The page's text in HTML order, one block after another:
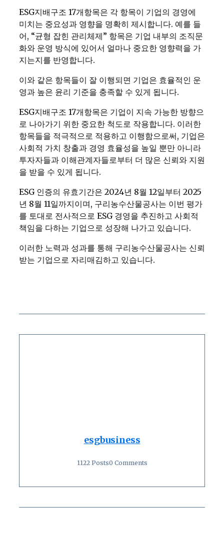
ESG지배구조 17개항목은 각 항목이 기업의 경영에
미치는 중요성과 영향을 명확히 제시합니다. 예를 들
어, “균형 잡힌 관리체제” 항목은 기업 내부의 조직문
화와 운영 방식에 있어서 얼마나 중요한 영향력을 가
지는지를 반영합니다.
이와 같은 항목들이 잘 이행되면 기업은 효율적인 운
영과 높은 윤리 기준을 충족할 수 있게 됩니다.
ESG지배구조 17개항목은 기업이 지속 가능한 방향으
로 나아가기 위한 중요한 척도로 작용합니다. 이러한
항목들을 적극적으로 적용하고 이행함으로써, 기업은
사회적 가치 창출과 경영 효율성을 높일 뿐만 아니라
투자자들과 이해관계자들로부터 더 많은 신뢰와 지원
을 받을 수 있게 됩니다.
ESG 인증의 유효기간은 2024년 8월 12일부터 2025
년 8월 11일까지이며, 구리농수산물공사는 이번 평가
를 토대로 전사적으로 ESG 경영을 추진하고 사회적
책임을 다하는 기업으로 성장해 나가고 있습니다.
이러한 노력과 성과를 통해 구리농수산물공사는 신뢰
받는 기업으로 자리매김하고 있습니다.
esgbusiness
1122 Posts0 Comments